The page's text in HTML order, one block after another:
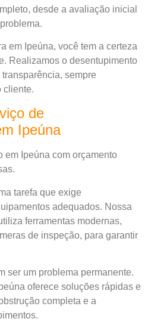
desde a avaliação inicial
em Ipeúna, você tem a certeza
Realizamos o desentupimento
sempre
cliente.
de
Ipeúna
em Ipeúna com orçamento
tarefa que exige
adequados. Nossa
ferramentas modernas,
de inspeção, para garantir
ser um problema permanente.
oferece soluções rápidas e
completa e a